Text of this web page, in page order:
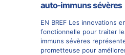
auto-immuns sévères
EN BREF Les innovations
fonctionnelle pour traiter
immuns sévères
prometteuse pour